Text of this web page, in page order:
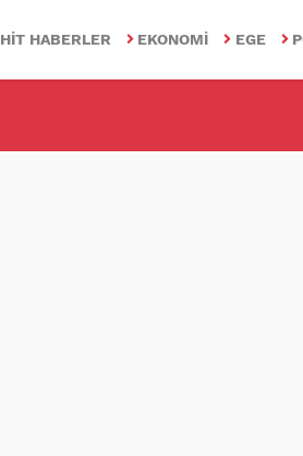
HIT HABERLER EKONOMI EGE